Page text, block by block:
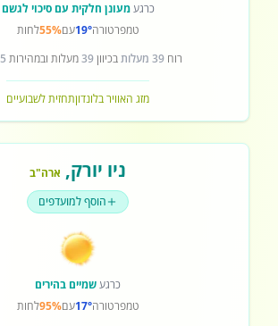
כרגעמעונן חלקית עם סיכוי לגשם
טמפרטורה19°עם55%לחות
רוח 39 מעלות בכיוון39מעלות ובמהירות 5
מזג האוויר בלונדוןתחזית לשבועיים
ניו יורק, ארה"ב
הוסף למועדפים
כרגעשמיים בהירים
טמפרטורה17°עם95%לחות